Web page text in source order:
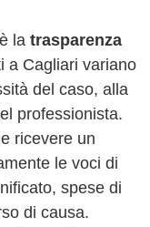
la trasparenza
a Cagliari variano
del caso, alla
professionista.
ricevere un
le voci di
spese di
di causa.